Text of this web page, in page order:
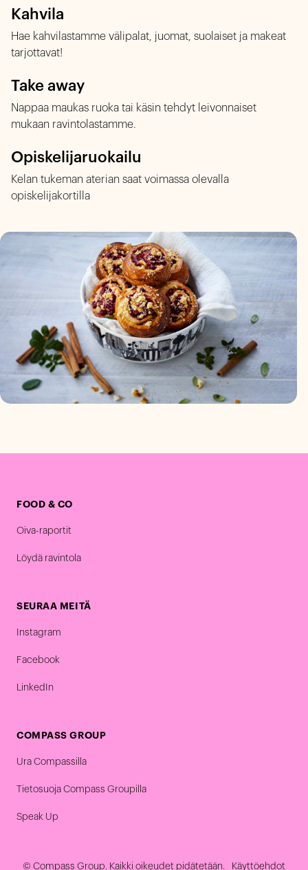
Kahvila
Hae kahvilastamme välipalat, juomat, suolaiset ja makeat
tarjottavat!
Take away
Nappaa maukas ruoka tai käsin tehdyt leivonnaiset
mukaan ravintolastamme.
Opiskelijaruokailu
Kelan tukeman aterian saat voimassa olevalla
opiskelijakortilla
FOOD & CO
Oiva-raportit
Löydä ravintola
SEURAA MEITÄ
Instagram
Facebook
LinkedIn
COMPASS GROUP
Ura Compassilla
Tietosuoja Compass Groupilla
Speak Up
© Compass Group. Kaikki oikeudet pidätetään. Käyttöehdot